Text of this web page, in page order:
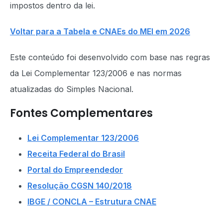
impostos dentro da lei.
Voltar para a Tabela e CNAEs do MEI em 2026
Este conteúdo foi desenvolvido com base nas regras
da Lei Complementar 123/2006 e nas normas
atualizadas do Simples Nacional.
Fontes Complementares
Lei Complementar 123/2006
Receita Federal do Brasil
Portal do Empreendedor
Resolução CGSN 140/2018
IBGE / CONCLA – Estrutura CNAE